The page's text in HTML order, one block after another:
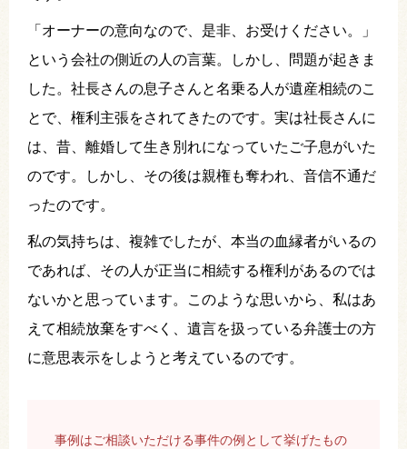
「オーナーの意向なので、是非、お受けください。」
という会社の側近の人の言葉。しかし、問題が起きま
した。社長さんの息子さんと名乗る人が遺産相続のこ
とで、権利主張をされてきたのです。実は社長さんに
は、昔、離婚して生き別れになっていたご子息がいた
のです。しかし、その後は親権も奪われ、音信不通だ
ったのです。
私の気持ちは、複雑でしたが、本当の血縁者がいるの
であれば、その人が正当に相続する権利があるのでは
ないかと思っています。このような思いから、私はあ
えて相続放棄をすべく、遺言を扱っている弁護士の方
に意思表示をしようと考えているのです。
事例はご相談いただける事件の例として挙げたもの